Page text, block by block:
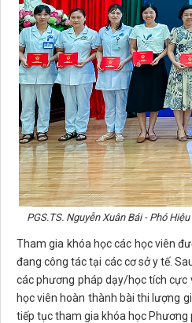
PGS.TS. Nguyễn Xuân Bái - Phó
Tham gia khóa học các học viên
đang công tác tại các cơ sở y tế.
các phương pháp dạy/học tích cực
học viên hoàn thành bài thi lượng
tiếp tục tham gia khóa học